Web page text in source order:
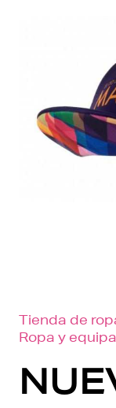
Tienda de
Ropa y